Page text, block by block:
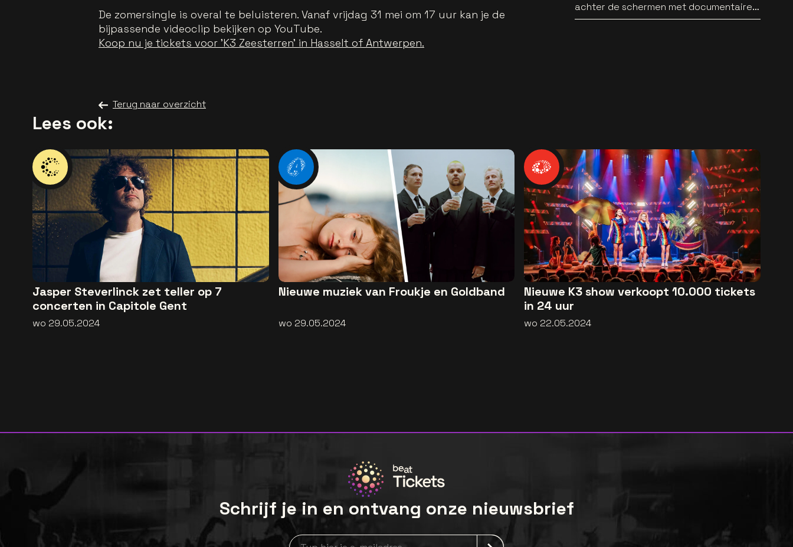
De zomersingle is overal te beluisteren. Vanaf vrijdag 31 mei om 17 uur kan je de
bijpassende videoclip bekijken op YouTube.
Koop nu je tickets voor 'K3 Zeesterren' in Hasselt of Antwerpen.
Terug naar overzicht
achter de schermen met documentaire
WILD HEARTS [trailer]
Lees ook:
Jasper Steverlinck zet teller op 7
concerten in Capitole Gent
wo 29.05.2024
Nieuwe muziek van Froukje en Goldband
wo 29.05.2024
Nieuwe K3 show verkoopt 10.000 tickets
in 24 uur
wo 22.05.2024
Schrijf je in en ontvang onze nieuwsbrief
Nieuwsbrief aanmelding